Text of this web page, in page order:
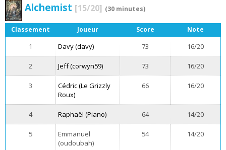
Alchemist [15/20] (30 minutes)
Classement Joueur Score Note
1 Davy (davy) 73 16/20
2 Jeff (corwyn59) 73 16/20
3
Cédric (Le Grizzly
Roux)
66 16/20
4 Raphaël (Piano) 64 14/20
5
Emmanuel
(oudoubah)
54 14/20